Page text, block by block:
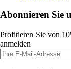
Abonnieren Sie
Profitieren Sie von
anmelden